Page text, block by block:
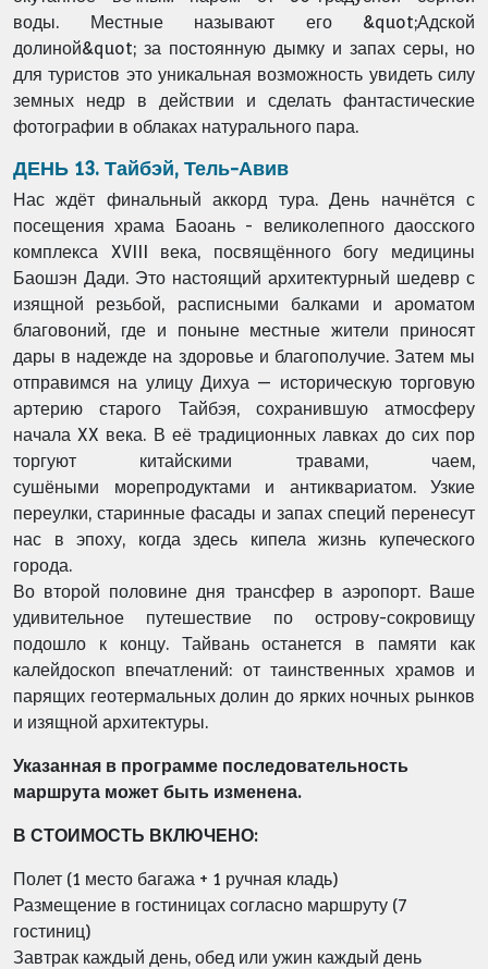
воды. Местные называют его &quot;Адской
долиной&quot; за постоянную дымку и запах серы, но
длятуристов это уникальная возможность увидеть силу
земных недр в действии и сделать фантастические
фотографии в облаках натурального пара.
ДЕНЬ 13. Тайбэй, Тель-Авив
Нас ждёт финальный аккорд тура. День начнётся с
посещения храма Баоань - великолепного даосского
комплекса XVIII века, посвящённого богу медицины
Баошэн Дади. Это настоящий архитектурный шедевр с
изящной резьбой, расписными балками и ароматом
благовоний, где и поныне местные жители приносят
дары в надежде на здоровье и благополучие. Затем мы
отправимся на улицу Дихуа — историческую торговую
артерию старого Тайбэя, сохранившую атмосферу
начала XX века. В еётрадиционных лавках до сих пор
торгуют китайскими травами, чаем,
сушёными морепродуктами и антиквариатом. Узкие
переулки, старинные фасады и запах специй перенесут
нас в эпоху, когда здесь кипела жизнь купеческого
города.
Во второй половине дня трансфер в аэропорт. Ваше
удивительное путешествие по острову-сокровищу
подошло к концу. Тайвань останется в памяти как
калейдоскоп впечатлений: от таинственных храмов и
парящих геотермальных долин до ярких ночных рынков
и изящной архитектуры.
Указанная в программе последовательность
маршрута может быть изменена.
В СТОИМОСТЬ ВКЛЮЧЕНО:
Полет (1 место багажа + 1 ручная кладь)
Размещение в гостиницах согласно маршруту (7
гостиниц)
Завтрак каждый день, обед или ужин каждый день